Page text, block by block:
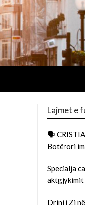
Lajmet e
🗣
Botërori im
Specialja
aktgjykimit
Drini i Zi